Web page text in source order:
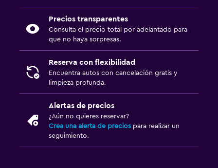
Precios transparentes
Consulta el precio total por adelantado para
que no haya sorpresas.
Reserva con flexibilidad
Encuentra autos con cancelación gratis y
limpieza profunda.
Alertas de precios
¿Aún no quieres reservar?
Crea una alerta de precios para realizar un
seguimiento.